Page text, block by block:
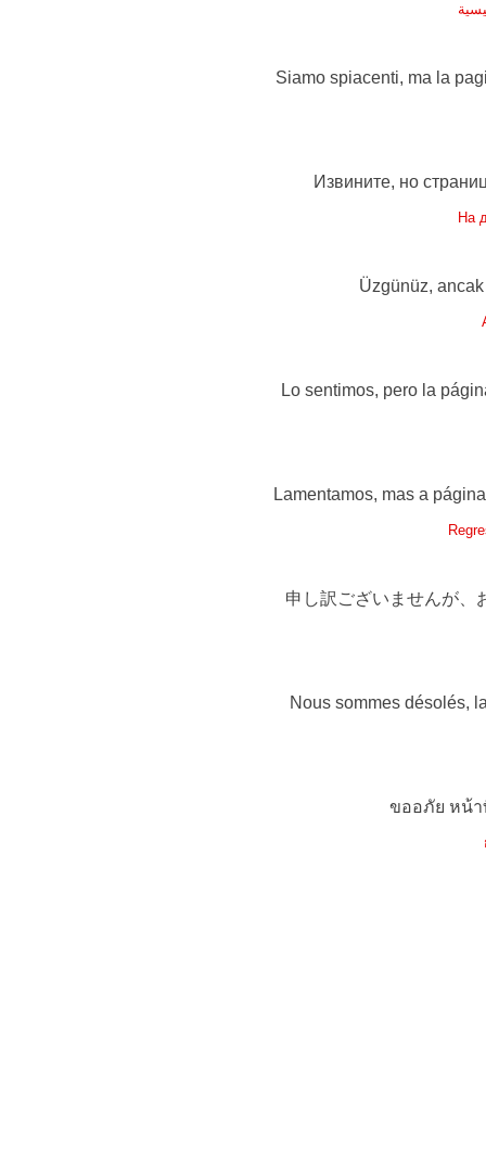
Siamo spiacenti, ma la
Извините, но
На
Üzgünüz, ancak
Lo sentimos, pero la
Lamentamos, mas a
申し訳ございませんが、
Nous sommes désolés,
ขออภัย หน้